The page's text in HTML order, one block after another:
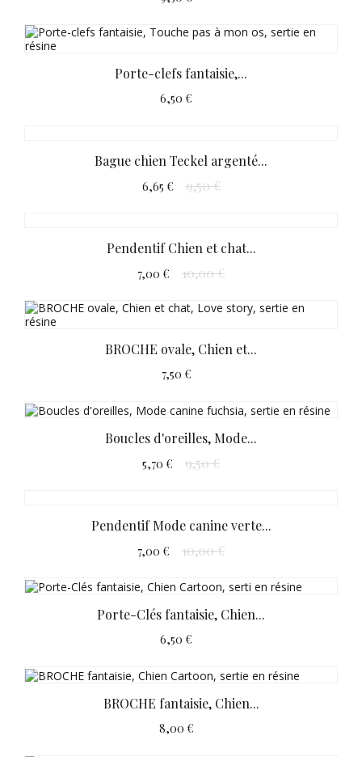
Porte-clefs fantaisie,...
6,50 €
Bague chien Teckel argenté...
6,65 € 9,50 €
Pendentif Chien et chat...
7,00 € 10,00 €
BROCHE ovale, Chien et...
7,50 €
Boucles d'oreilles, Mode...
5,70 € 9,50 €
Pendentif Mode canine verte...
7,00 € 10,00 €
Porte-Clés fantaisie, Chien...
6,50 €
BROCHE fantaisie, Chien...
8,00 €